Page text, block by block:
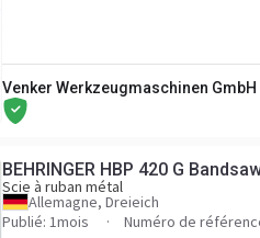
Venker Werkzeugmaschinen GmbH
BEHRINGER HBP 420 G
Scie à ruban métal
Allemagne, Dreieich
Publié: 1mois
Numéro de